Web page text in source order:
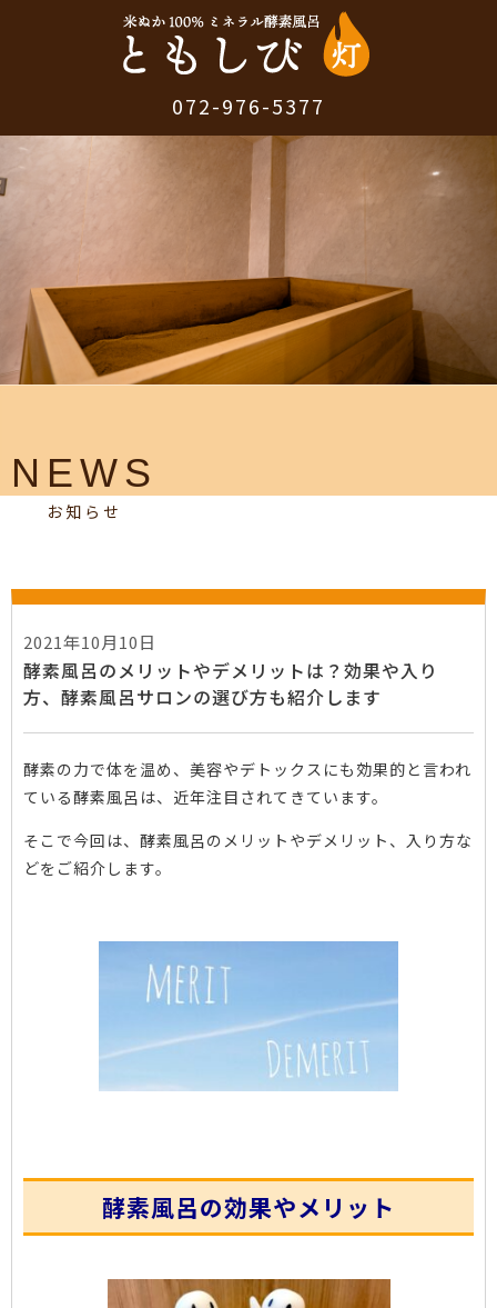
072-976-5377
NEWS
お知らせ
2021年10月10日
酵素風呂のメリットやデメリットは？効果や入り
方、酵素風呂サロンの選び方も紹介します
酵素の力で体を温め、美容やデトックスにも効果的と言われ
ている酵素風呂は、近年注目されてきています。
そこで今回は、酵素風呂のメリットやデメリット、入り方な
どをご紹介します。
酵素風呂の効果やメリット